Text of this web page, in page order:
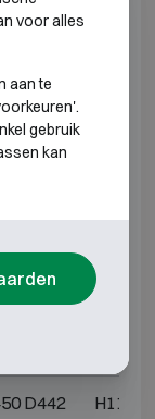
(mm)
D442
D442 H1195
voor alles
aan te
gebruik
kan